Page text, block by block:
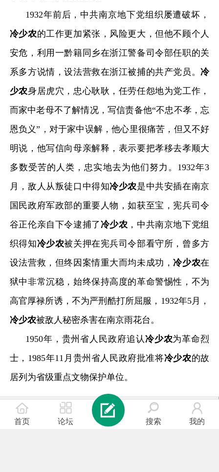
1932年前后，中共南京地下党组织屡遭破坏，
冷少农的工作更加紧张，风险更大，但他不顾个人
安危，利用一黔籍同乡在浙江警备司令部任职的关
系多方说情，设法营救在浙江被捕的共产党员。冷
少农身居虎穴，忠心耿耿，任劳任怨地为党工作，
而家中老母不了解情况，写信责备他“不忠不孝，忘
恩负义” ，对于家中误解，他心里很痛苦，但又不好
明说，他写信向母亲解释，表示要把孝移去孝顺大
多数受苦的人类，忠实地去为他们努力。 1932年3
月，敌人从叛徒口中得知冷少农是中共安插在南京
国民政府军政部的重要人物，如获至宝，宪兵司令
谷正伦亲自下令逮捕了冷少农 ，中共南京地下党组
织得知冷少农被关押在宪兵司令部看守所，曾多方
设法营救，但终因案情重大而均未成功，冷少农在
狱中非常沉稳，始终保持高度的革命警惕性，不为
高官厚禄所诱，不为严刑酷打所屈服， 1932年5月，
冷少农被敌人秘密杀害在南京雨花台。
1950年，贵州省人民政府追认 冷少农为革命烈
士， 1985年11 月贵州省人民政府批准将冷少农的故
居列为省级重点文物保护单位。
首页 论坛 搜索 我的
登录|注册
简易版
|手机版
电脑版